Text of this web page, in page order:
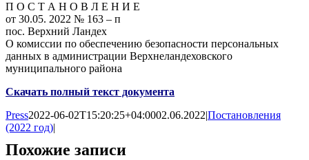
П О С Т А Н О В Л Е Н И Е
от 30.05. 2022 № 163 – п
пос. Верхний Ландех
О комиссии по обеспечению безопасности персональных
данных в администрации Верхнеландеховского
муниципального района
Скачать полный текст документа
Press2022-06-02T15:20:25+04:0002.06.2022|Постановления
(2022 год)|
Похожие записи